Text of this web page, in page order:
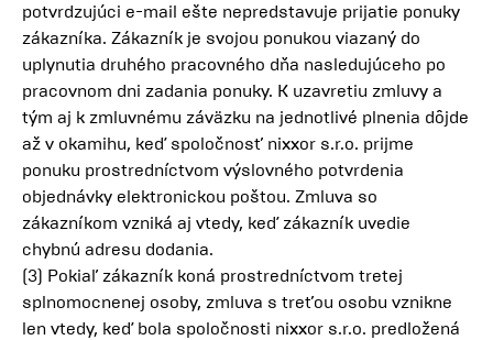
potvrdzujúci e-mail ešte nepredstavuje prijatie ponuky
zákazníka. Zákazník je svojou ponukou viazaný do
uplynutia druhého pracovného dňa nasledujúceho po
pracovnom dni zadania ponuky. K uzavretiu zmluvy a
tým aj k zmluvnému záväzku na jednotlivé plnenia dôjde
až v okamihu, keď spoločnosť nixxor s.r.o. prijme
ponuku prostredníctvom výslovného potvrdenia
objednávky elektronickou poštou. Zmluva so
zákazníkom vzniká aj vtedy, keď zákazník uvedie
chybnú adresu dodania.
(3) Pokiaľ zákazník koná prostredníctvom tretej
splnomocnenej osoby, zmluva s treťou osobu vznikne
len vtedy, keď bola spoločnosti nixxor s.r.o. predložená